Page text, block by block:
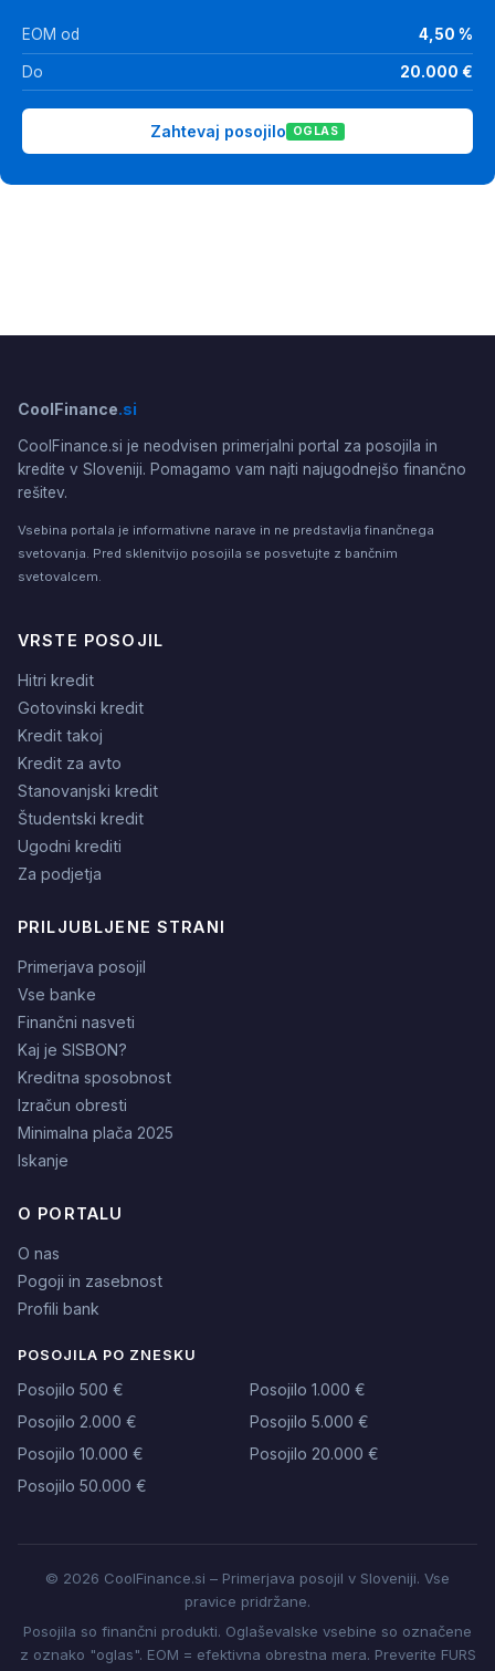
EOM od 4,50 %
Do 20.000 €
Zahtevaj posojilo OGLAS
CoolFinance.si
CoolFinance.si je neodvisen primerjalni portal za posojila in
kredite v Sloveniji. Pomagamo vam najti najugodnejšo finančno
rešitev.
Vsebina portala je informativne narave in ne predstavlja finančnega
svetovanja. Pred sklenitvijo posojila se posvetujte z bančnim
svetovalcem.
VRSTE POSOJIL
Hitri kredit
Gotovinski kredit
Kredit takoj
Kredit za avto
Stanovanjski kredit
Študentski kredit
Ugodni krediti
Za podjetja
PRILJUBLJENE STRANI
Primerjava posojil
Vse banke
Finančni nasveti
Kaj je SISBON?
Kreditna sposobnost
Izračun obresti
Minimalna plača 2025
Iskanje
O PORTALU
O nas
Pogoji in zasebnost
Profili bank
POSOJILA PO ZNESKU
Posojilo 500 €
Posojilo 1.000 €
Posojilo 2.000 €
Posojilo 5.000 €
Posojilo 10.000 €
Posojilo 20.000 €
Posojilo 50.000 €
© 2026 CoolFinance.si – Primerjava posojil v Sloveniji. Vse
pravice pridržane.
Posojila so finančni produkti. Oglaševalske vsebine so označene
z oznako "oglas". EOM = efektivna obrestna mera. Preverite FURS